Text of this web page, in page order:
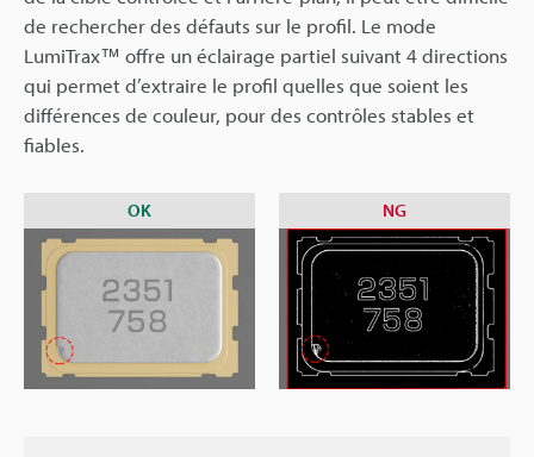
de rechercher des défauts sur le profil. Le mode
LumiTrax™ offre un éclairage partiel suivant 4 directions
qui permet d’extraire le profil quelles que soient les
différences de couleur, pour des contrôles stables et
fiables.
OK NG